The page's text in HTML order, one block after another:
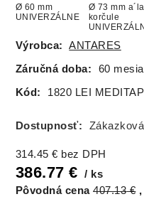
Ø 60 mm
UNIVERZÁLNE
Ø 73 mm a´la
korčule
Výrobca: ANTARES
Záručná doba: 60
Kód: 1820 LEI
Dostupnosť:
314.45 € bez DPH
386.77 €
ks
Pôvodná cena 407.13€